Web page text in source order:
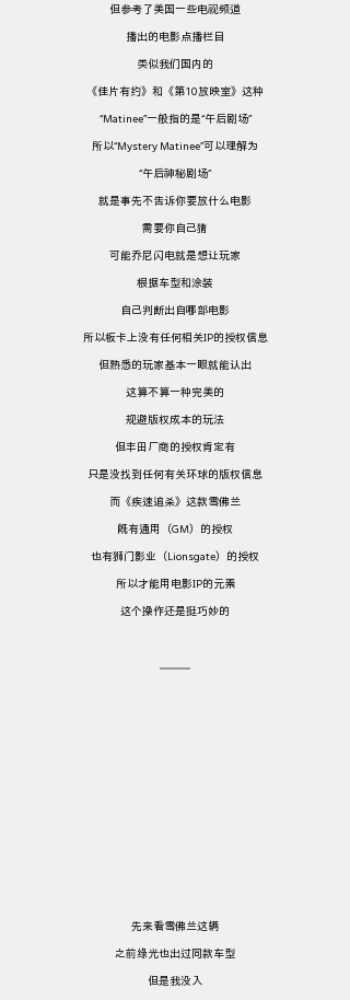
但参考了美国一些电视频道
播出的电影点播栏目
类似我们国内的
《佳片有约》和《第10放映室》这种
“Matinee”一般指的是“午后剧场”
所以“Mystery Matinee”可以理解为
“午后神秘剧场”
就是事先不告诉你要放什么电影
需要你自己猜
可能乔尼闪电就是想让玩家
根据车型和涂装
自己判断出自哪部电影
所以板卡上没有任何相关IP的授权信息
但熟悉的玩家基本一眼就能认出
这算不算一种完美的
规避版权成本的玩法
但丰田厂商的授权肯定有
只是没找到任何有关环球的版权信息
而《疾速追杀》这款雪佛兰
既有通用（GM）的授权
也有狮门影业（Lionsgate）的授权
所以才能用电影IP的元素
这个操作还是挺巧妙的
先来看雪佛兰这辆
之前绿光也出过同款车型
但是我没入